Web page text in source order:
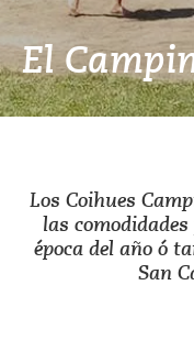
El
Los Coihues
las
época del año ó
San